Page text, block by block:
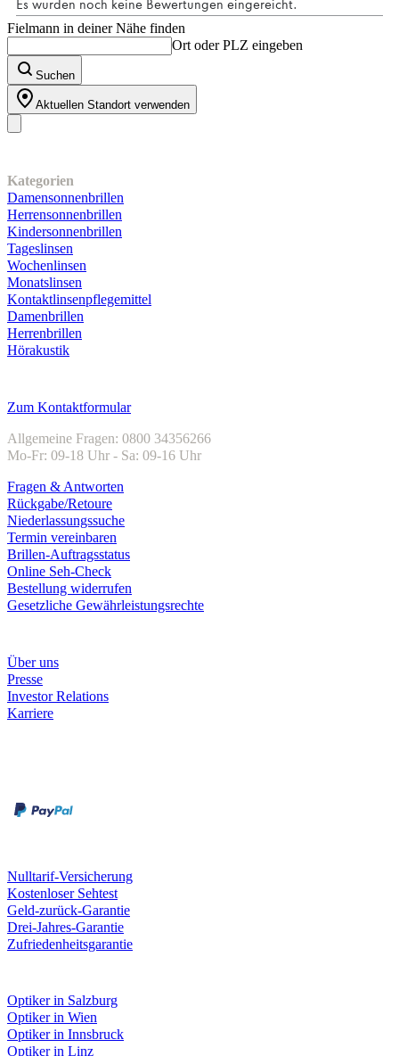
Fielmann in deiner Nähe finden
Ort oder PLZ eingeben
Suchen
Aktuellen Standort verwenden
Kategorien
Damensonnenbrillen
Herrensonnenbrillen
Kindersonnenbrillen
Tageslinsen
Wochenlinsen
Monatslinsen
Kontaktlinsenpflegemittel
Damenbrillen
Herrenbrillen
Hörakustik
Zum Kontaktformular
Allgemeine Fragen: 0800 34356266
Mo-Fr: 09-18 Uhr - Sa: 09-16 Uhr
Fragen & Antworten
Rückgabe/Retoure
Niederlassungssuche
Termin vereinbaren
Brillen-Auftragsstatus
Online Seh-Check
Bestellung widerrufen
Gesetzliche Gewährleistungsrechte
Über uns
Presse
Investor Relations
Karriere
Nulltarif-Versicherung
Kostenloser Sehtest
Geld-zurück-Garantie
Drei-Jahres-Garantie
Zufriedenheitsgarantie
Optiker in Salzburg
Optiker in Wien
Optiker in Innsbruck
Optiker in Linz